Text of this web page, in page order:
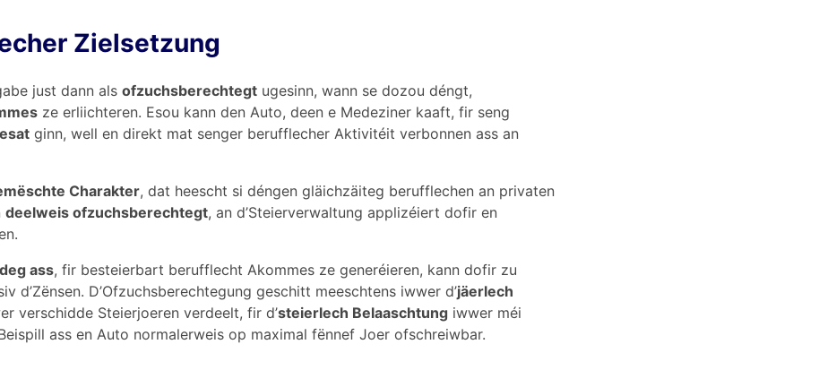
Zielsetzung
just dann als ofzuchsberechtegt ugesinn, wann se dozou déngt,
ze erliichteren. Esou kann den Auto, deen e Medeziner kaaft, fir seng
ginn, well en direkt mat senger berufflecher Aktivitéit verbonnen ass an
Charakter, dat heescht si déngen gläichzäiteg berufflechen an privaten
deelweis ofzuchsberechtegt, an d’Steierverwaltung applizéiert dofir en
ass, fir besteierbart berufflecht Akommes ze generéieren, kann dofir zu
d’Zënsen. D’Ofzuchsberechtegung geschitt meeschtens iwwer d’jäerlech
verschidde Steierjoeren verdeelt, fir d’steierlech Belaaschtung iwwer méi
ass en Auto normalerweis op maximal fënnef Joer ofschreiwbar.